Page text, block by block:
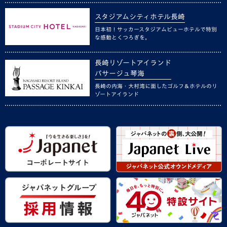
スタジアムシティホテル長崎
日本初！サッカースタジアムビューホテルで特別
な感動とくつろぎを。
長崎リゾートアイランド
パサージュ琴海
長崎の内海・大村湾に面したゴルフ＆ホテルのリ
ゾートアイランド